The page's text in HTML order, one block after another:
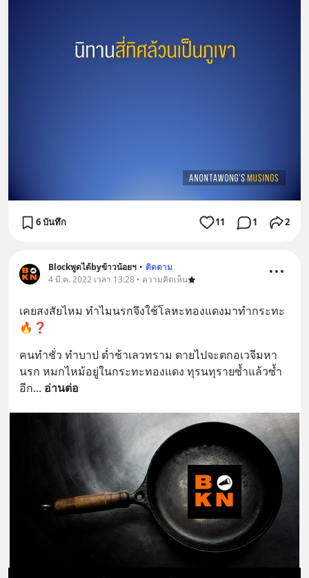
6 บันทึก 11 1 2
Blockพูดได้byข้าวน้อยฯ • ติดตาม
4 มี.ค. 2022 เวลา 13:28 • ความคิดเห็น
เคยสงสัยไหม ทำไมนรกจึงใช้โลหะทองแดงมาทำกระทะ
🔥❓
คนทำชั่ว ทำบาป ต่ำช้าเลวทราม ตายไปจะตกอเวจีมหา
นรก หมกไหม้อยู่ในกระทะทองแดง ทุรนทุรายซ้ำแล้วซ้ำ
อีก... อ่านต่อ